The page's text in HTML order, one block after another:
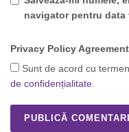
navigator pentru data
Privacy Policy Agreement
Sunt de acord cu
de confidențialitate.